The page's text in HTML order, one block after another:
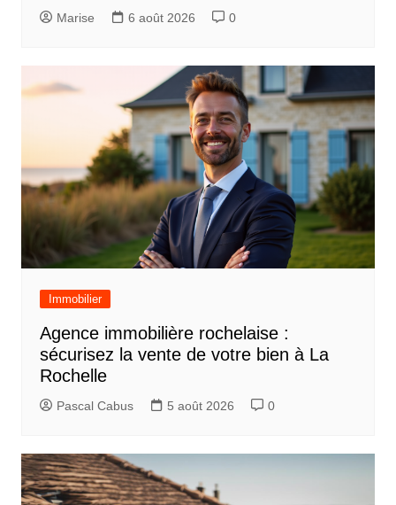
Marise 6 août 2026 0
Immobilier
Agence immobilière rochelaise :
sécurisez la vente de votre bien à La
Rochelle
Pascal Cabus 5 août 2026 0